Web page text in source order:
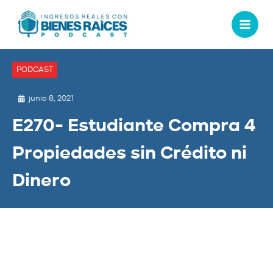
PODCAST
junio 8, 2021
E270- Estudiante Compra 4
Propiedades sin Crédito ni
Dinero